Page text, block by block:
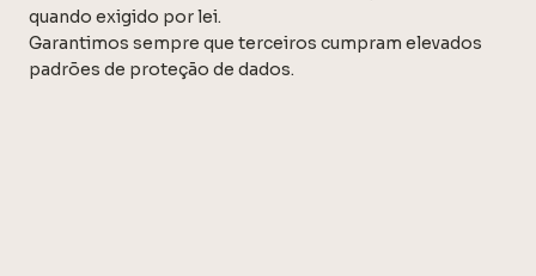
quando exigido por lei.
Garantimos sempre que terceiros cumpram elevados
padrões de proteção de dados.